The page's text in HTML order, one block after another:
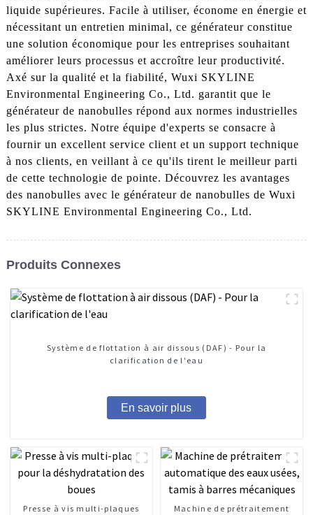
liquide supérieures. Facile à utiliser, économe en énergie et
nécessitant un entretien minimal, ce générateur constitue
une solution économique pour les entreprises souhaitant
améliorer leurs processus et accroître leur productivité.
Axé sur la qualité et la fiabilité, Wuxi SKYLINE
Environmental Engineering Co., Ltd. garantit que le
générateur de nanobulles répond aux normes industrielles
les plus strictes. Notre équipe d'experts se consacre à
fournir un excellent service client et un support technique
à nos clients, en veillant à ce qu'ils tirent le meilleur parti
de cette technologie de pointe. Découvrez les avantages
des nanobulles avec le générateur de nanobulles de Wuxi
SKYLINE Environmental Engineering Co., Ltd.
Produits Connexes
Système de flottation à air dissous (DAF) - Pour la
clarification de l'eau
En savoir plus
Presse à vis multi-plaques
Machine de prétraitement